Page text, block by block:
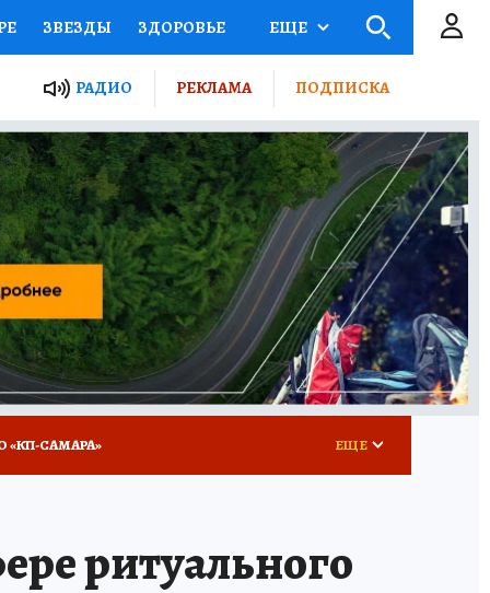
ЗВЕЗДЫ ЗДОРОВЬЕ
ПРОЕКТЫ РОССИИ
ПУТЕВОДИТЕЛЬ
ТУРИЗМ
ВСЕ О КП РАДИО КП
ЕЩЕ
РАДИО РЕКЛАМА ПОДПИСКА
«КП-САМАРА»
ДЕНЬ ПОБЕДЫ В САМАРЕ 2025
ЕЩЕ
ритуального